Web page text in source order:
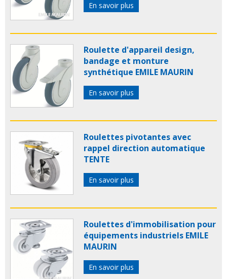
En savoir plus
Roulette d'appareil design,
bandage et monture
synthétique EMILE MAURIN
En savoir plus
Roulettes pivotantes avec
rappel direction automatique
TENTE
En savoir plus
Roulettes d'immobilisation pour
équipements industriels EMILE
MAURIN
En savoir plus